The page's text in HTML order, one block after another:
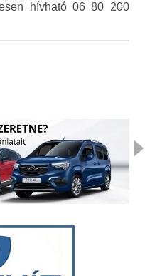
hívható 06 80 200